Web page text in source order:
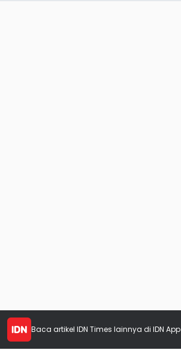
Baca artikel IDN Times lainnya di IDN App